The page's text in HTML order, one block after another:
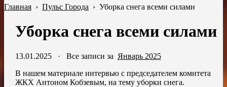
Главная › Пульс Города › Уборка снега всеми силами
Уборка снега всеми силами
13.01.2025· Все записи за Январь 2025
В нашем материале интервью с председателем комитета
ЖКХ Антоном Кобзевым, на тему уборки снега.